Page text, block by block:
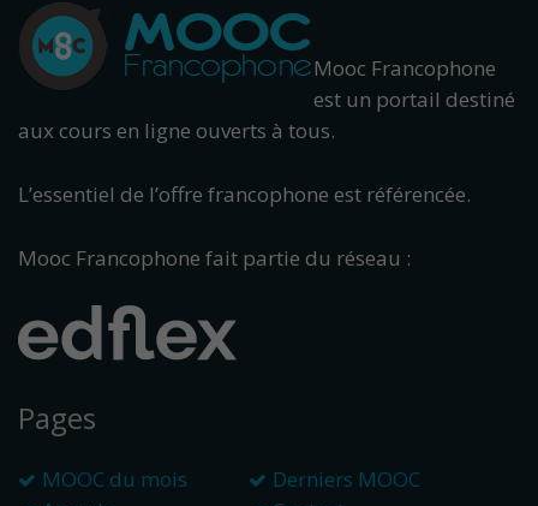
Mooc Francophone
est un portail destiné
aux cours en ligne ouverts à tous.
L’essentiel de l’offre francophone est référencée.
Mooc Francophone fait partie du réseau :
Pages
MOOC du mois
Derniers MOOC